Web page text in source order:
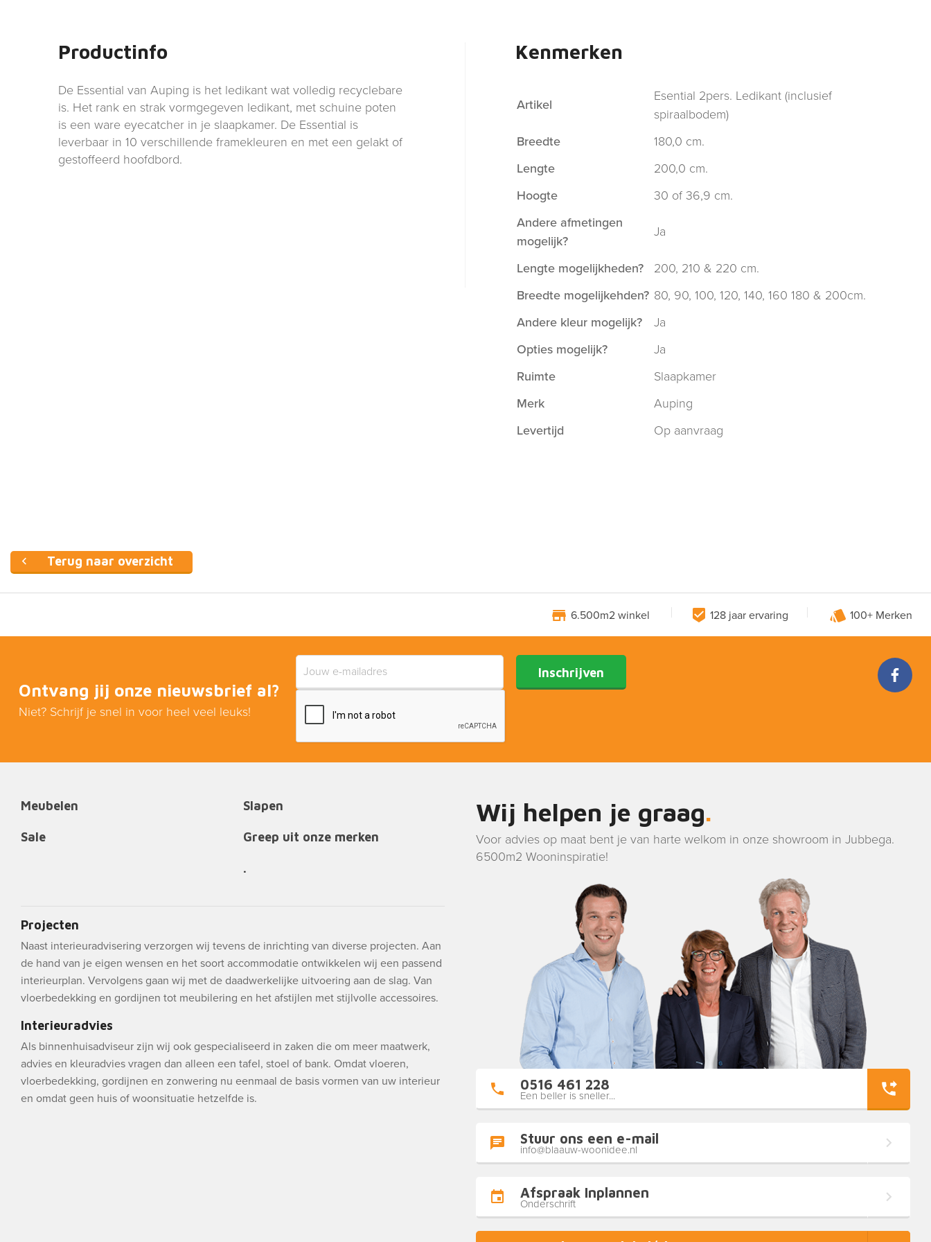
Productinfo
De Essential van Auping is het ledikant wat volledig recyclebare
is. Het rank en strak vormgegeven ledikant, met schuine poten
is een ware eyecatcher in je slaapkamer. De Essential is
leverbaar in 10 verschillende framekleuren en met een gelakt of
gestoffeerd hoofdbord.
Kenmerken
Artikel
Esential 2pers. Ledikant (inclusief
spiraalbodem)
Breedte
180,0 cm.
Lengte
200,0 cm.
Hoogte
30 of 36,9 cm.
Andere afmetingen
mogelijk?
Ja
Lengte mogelijkheden?
200, 210 & 220 cm.
Breedte mogelijkehden? 80, 90, 100, 120, 140, 160 180 & 200cm.
Andere kleur mogelijk?
Ja
Opties mogelijk?
Ja
Ruimte
Slaapkamer
Merk
Auping
Levertijd
Op aanvraag
Terug naar overzicht
6.500m2 winkel 128 jaar ervaring 100+ Merken
Ontvang jij onze nieuwsbrief al?
Niet? Schrijf je snel in voor heel veel leuks!
Inschrijven
Meubelen
Sale
Slapen
Greep uit onze merken
.
Projecten
Naast interieuradvisering verzorgen wij tevens de inrichting van diverse projecten. Aan
de hand van je eigen wensen en het soort accommodatie ontwikkelen wij een passend
interieurplan. Vervolgens gaan wij met de daadwerkelijke uitvoering aan de slag. Van
vloerbedekking en gordijnen tot meubilering en het afstijlen met stijlvolle accessoires.
Interieuradvies
Als binnenhuisadviseur zijn wij ook gespecialiseerd in zaken die om meer maatwerk,
advies en kleuradvies vragen dan alleen een tafel, stoel of bank. Omdat vloeren,
vloerbedekking, gordijnen en zonwering nu eenmaal de basis vormen van uw interieur
en omdat geen huis of woonsituatie hetzelfde is.
Wij helpen je graag
Voor advies op maat bent je van harte welkom in onze showroom in Jubbega.
6500m2 Wooninspiratie!
0516 461 228
Een beller is sneller...
Stuur ons een e-mail
info@blaauw-woonidee.nl
Afspraak Inplannen
Onderschrift